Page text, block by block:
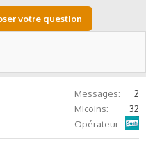
votre question
Messages
2
Micoins
32
Opérateur